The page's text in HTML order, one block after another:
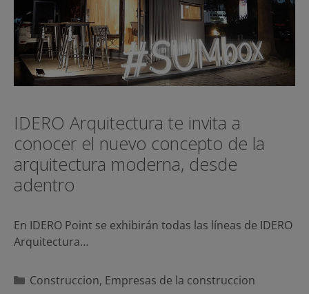
IDERO Arquitectura te invita a
conocer el nuevo concepto de la
arquitectura moderna, desde
adentro
En IDERO Point se exhibirán todas las líneas de IDERO
Arquitectura…
Categorías
Construccion, Empresas de la construccion